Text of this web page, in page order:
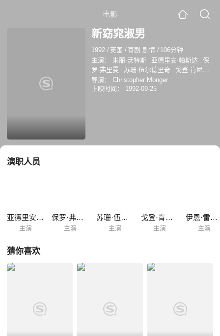
电影
新窈窕淑男
1992 / 英国 /喜剧 剧情 / 106分钟
主演：
朱丽·沃特斯 亚德里安·帕斯达
保
罗·弗里曼
苏珊·伍尔德里奇
戈登·肯尼迪
伊恩·雷德福
ShelleyThompson
吾
Shelley Thompson
导演：
Christopher Monger
上映时间：
1992-09-25
演职人员
亚德里安·帕斯达
主演
保罗·弗里曼
主演
苏珊·伍尔德里奇
主演
戈登·肯尼迪
主演
伊恩·雷德福
主演
猜你喜欢